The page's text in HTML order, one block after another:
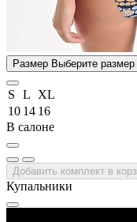
Размер Выберите размер
S L
XL
10 14 16
В салоне
Добавить комплект в
Купальники